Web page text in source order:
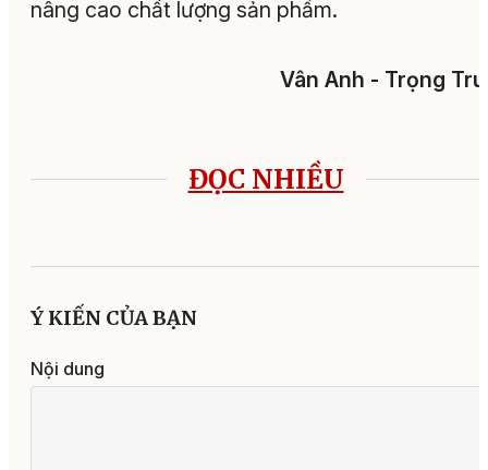
nâng cao chất lượng sản phẩm.
Vân Anh - Trọng
ĐỌC NHIỀU
Ý KIẾN CỦA BẠN
Nội dung